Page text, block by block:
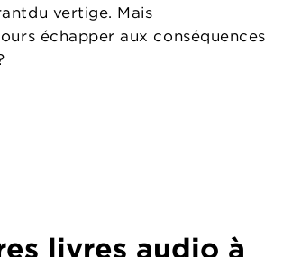
vertige. Mais
échapper aux conséquences
livres audio à